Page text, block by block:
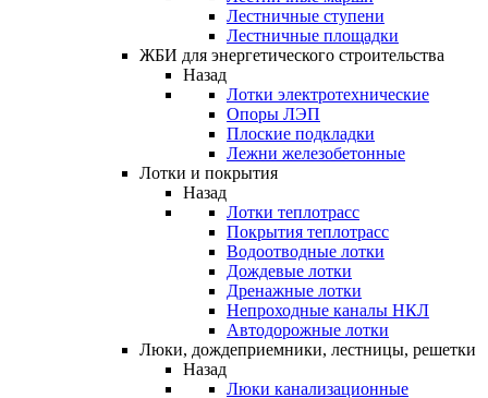
Лестничные ступени
Лестничные площадки
ЖБИ для энергетического строительства
Назад
Лотки электротехнические
Опоры ЛЭП
Плоские подкладки
Лежни железобетонные
Лотки и покрытия
Назад
Лотки теплотрасс
Покрытия теплотрасс
Водоотводные лотки
Дождевые лотки
Дренажные лотки
Непроходные каналы НКЛ
Автодорожные лотки
Люки, дождеприемники, лестницы, решетки
Назад
Люки канализационные